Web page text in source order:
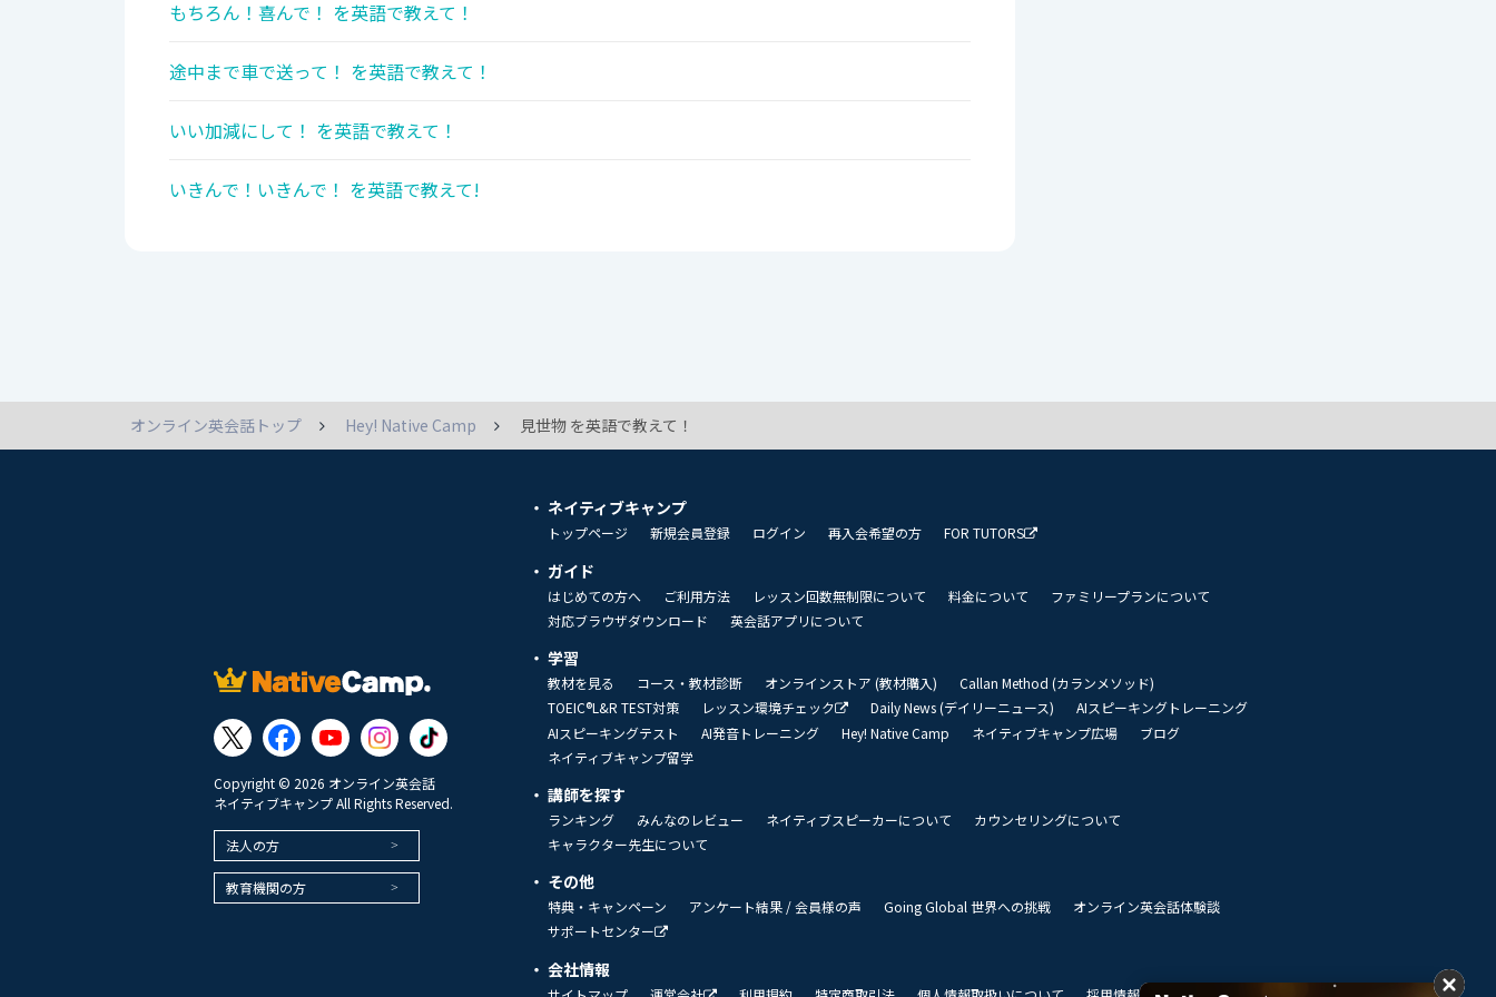
もちろん！喜んで！ を英語で教えて！
途中まで車で送って！ を英語で教えて！
いい加減にして！ を英語で教えて！
いきんで！いきんで！ を英語で教えて!
オンライン英会話トップ Hey! Native Camp 見世物 を英語で教えて！
Copyright © 2026 オンライン英会話
ネイティブキャンプ All Rights Reserved.
法人の方
教育機関の方
ネイティブキャンプ
トップページ 新規会員登録 ログイン 再入会希望の方 FOR TUTORS
ガイド
はじめての方へ ご利用方法 レッスン回数無制限について 料金について
ファミリープランについて
対応ブラウザダウンロード
英会話アプリについて
学習
教材を見る コース・教材診断 オンラインストア (教材購入)
Callan Method (カランメソッド)
TOEIC®L&R TEST対策
レッスン環境チェック Daily News (デイリーニュース)
AIスピーキングトレーニング
AIスピーキングテスト
AI発音トレーニング Hey! Native Camp ネイティブキャンプ広場
ブログ
ネイティブキャンプ留学
講師を探す
ランキング みんなのレビュー ネイティブスピーカーについて
カウンセリングについて
キャラクター先生について
その他
特典・キャンペーン アンケート結果 / 会員様の声 Going Global 世界への挑戦
オンライン英会話体験談
サポートセンター
会社情報